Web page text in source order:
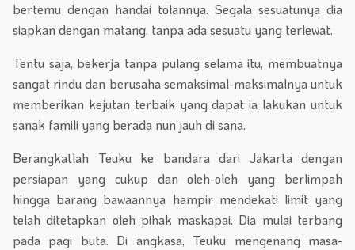
bertemu dengan handai tolannya. Segala sesuatunya dia
siapkan dengan matang, tanpa ada sesuatu yang terlewat.
Tentu saja, bekerja tanpa pulang selama itu, membuatnya
sangat rindu dan berusaha semaksimal-maksimalnya untuk
memberikan kejutan terbaik yang dapat ia lakukan untuk
sanak famili yang berada nun jauh di sana.
Berangkatlah Teuku ke bandara dari Jakarta dengan
persiapan yang cukup dan oleh-oleh yang berlimpah
hingga barang bawaannya hampir mendekati limit yang
telah ditetapkan oleh pihak maskapai. Dia mulai terbang
pada pagi buta. Di angkasa, Teuku mengenang masa-